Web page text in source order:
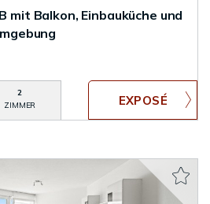
mit Balkon, Einbauküche und
2
ZIMMER